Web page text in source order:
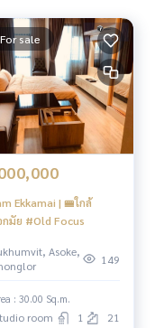
For sale
Ekkamai | 🚝ใกล้
กมัย #Old Focus
Asoke,
149
: 30.00 Sq.m.
room 1 21